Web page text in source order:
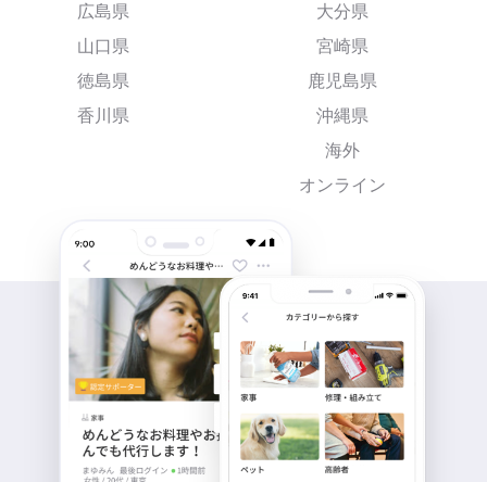
広島県
山口県
徳島県
香川県
大分県
宮崎県
鹿児島県
沖縄県
海外
オンライン